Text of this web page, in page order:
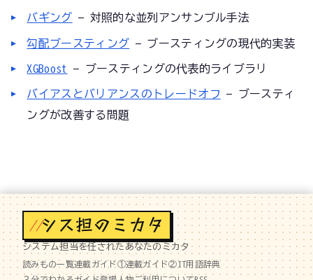
バギング — 対照的な並列アンサンブル手法
勾配ブースティング — ブースティングの現代的実装
XGBoost — ブースティングの代表的ライブラリ
バイアスとバリアンスのトレードオフ
— ブースティ
ングが改善する問題
//
システム担当を任されたあなたのミカタ
読みもの一覧連載ガイド①連載ガイド② IT用語辞典